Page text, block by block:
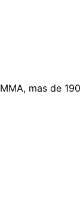
mas de